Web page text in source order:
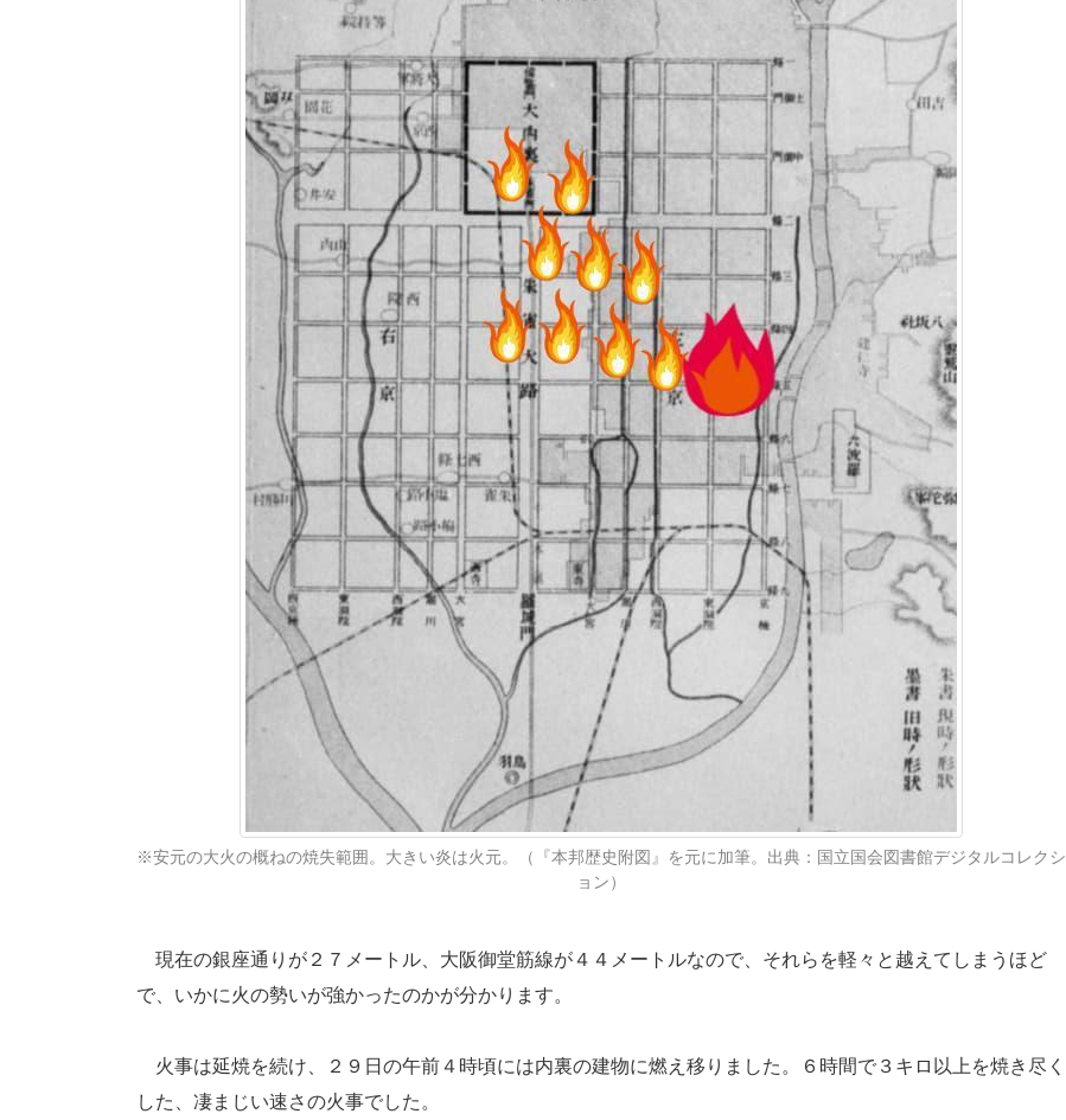
※安元の大火の概ねの焼失範囲。大きい炎は火元。（『本邦歴史附図』を元に加筆。出典：国立国会図書館デジタルコレクシ
ョン）
現在の銀座通りが２７メートル、大阪御堂筋線が４４メートルなので、それらを軽々と越えてしまうほど
で、いかに火の勢いが強かったのかが分かります。
火事は延焼を続け、２９日の午前４時頃には内裏の建物に燃え移りました。６時間で３キロ以上を焼き尽く
した、凄まじい速さの火事でした。